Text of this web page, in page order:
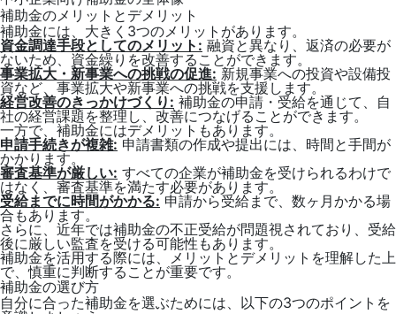
補助金のメリットとデメリット
補助金には、大きく3つのメリットがあります。
資金調達手段としてのメリット: 融資と異なり、返済の必要が
ないため、資金繰りを改善することができます。
事業拡大・新事業への挑戦の促進: 新規事業への投資や設備投
資など、事業拡大や新事業への挑戦を支援します。
経営改善のきっかけづくり: 補助金の申請・受給を通じて、自
社の経営課題を整理し、改善につなげることができます。
一方で、補助金にはデメリットもあります。
申請手続きが複雑:申請書類の作成や提出には、時間と手間が
かかります。
審査基準が厳しい: すべての企業が補助金を受けられるわけで
はなく、審査基準を満たす必要があります。
受給までに時間がかかる:申請から受給まで、数ヶ月かかる場
合もあります。
さらに、近年では補助金の不正受給が問題視されており、受給
後に厳しい監査を受ける可能性もあります。
補助金を活用する際には、メリットとデメリットを理解した上
で、慎重に判断することが重要です。
補助金の選び方
自分に合った補助金を選ぶためには、以下の3つのポイントを